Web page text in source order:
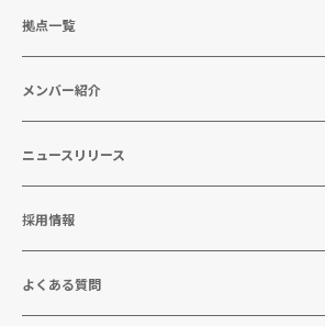
拠点一覧
メンバー紹介
ニュースリリース
採用情報
よくある質問